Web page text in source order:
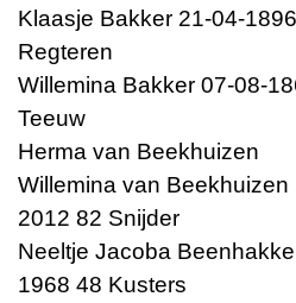
Klaasje Bakker 21-04-
Regteren
Willemina Bakker 07-08-
Teeuw
Herma van Beekhuizen
Willemina van
2012 82 Snijder
Neeltje Jacoba
1968 48 Kusters